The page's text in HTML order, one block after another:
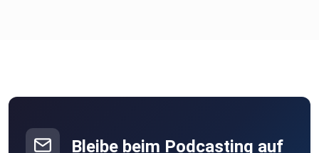
Bleibe beim Podcasting auf